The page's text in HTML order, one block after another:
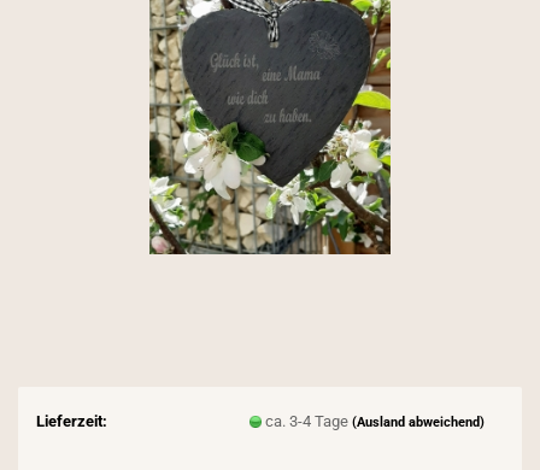
Lieferzeit: ca. 3-4 Tage (Ausland abweichend)